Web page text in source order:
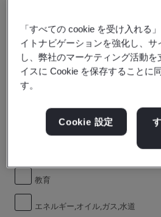
「すべての cookie を受け入れる
イトナビゲーションを強化し、
し、弊社のマーケティング活動
イスに Cookie を保存することに
す。
Cookie 設定